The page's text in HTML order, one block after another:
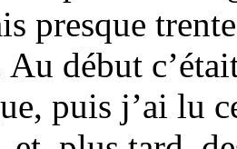
presque
Au début
puis j’ai lu